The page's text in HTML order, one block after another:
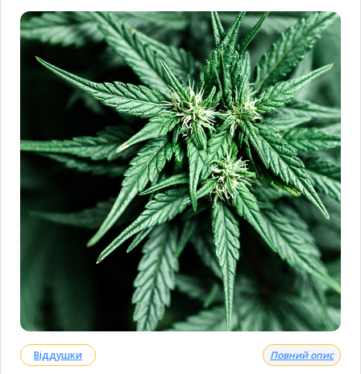
Віддушки Повний опис